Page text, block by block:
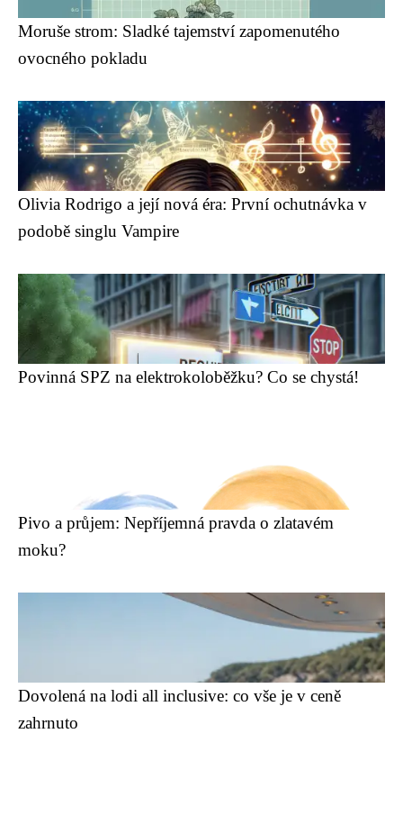
Moruše strom: Sladké tajemství zapomenutého
ovocného pokladu
Olivia Rodrigo a její nová éra: První ochutnávka v
podobě singlu Vampire
Povinná SPZ na elektrokoloběžku? Co se chystá!
Pivo a průjem: Nepříjemná pravda o zlatavém
moku?
Dovolená na lodi all inclusive: co vše je v ceně
zahrnuto